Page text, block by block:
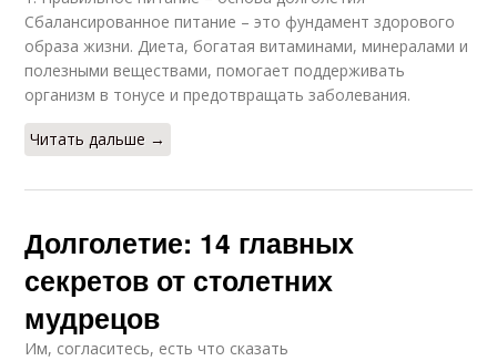
Сбалансированное питание – это фундамент здорового
образа жизни. Диета, богатая витаминами, минералами и
полезными веществами, помогает поддерживать
организм в тонусе и предотвращать заболевания.
Читать дальше →
Долголетие: 14 главных
секретов от столетних
мудрецов
Им, согласитесь, есть что сказать